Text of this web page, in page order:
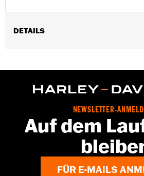
DETAILS
NEWSLETTER-
Auf dem
FÜR E-MAILS